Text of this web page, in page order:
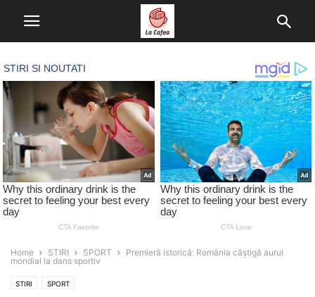
Home STIRI SPORT
Premieră istorică: România câștigă aurul
mondial la dans sportiv
STIRI SPORT